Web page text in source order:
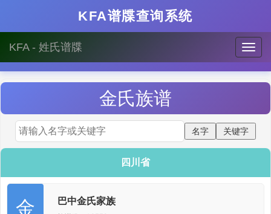
KFA谱牒查询系统
KFA - 姓氏谱牒
金氏族谱
四川省
金 巴中金氏家族